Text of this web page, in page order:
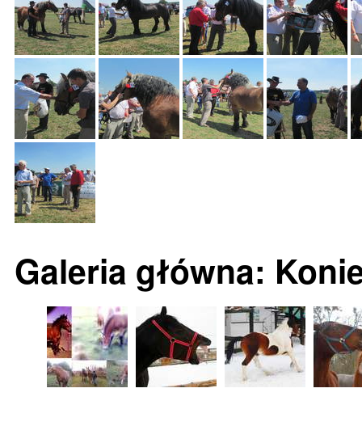
Galeria główna: